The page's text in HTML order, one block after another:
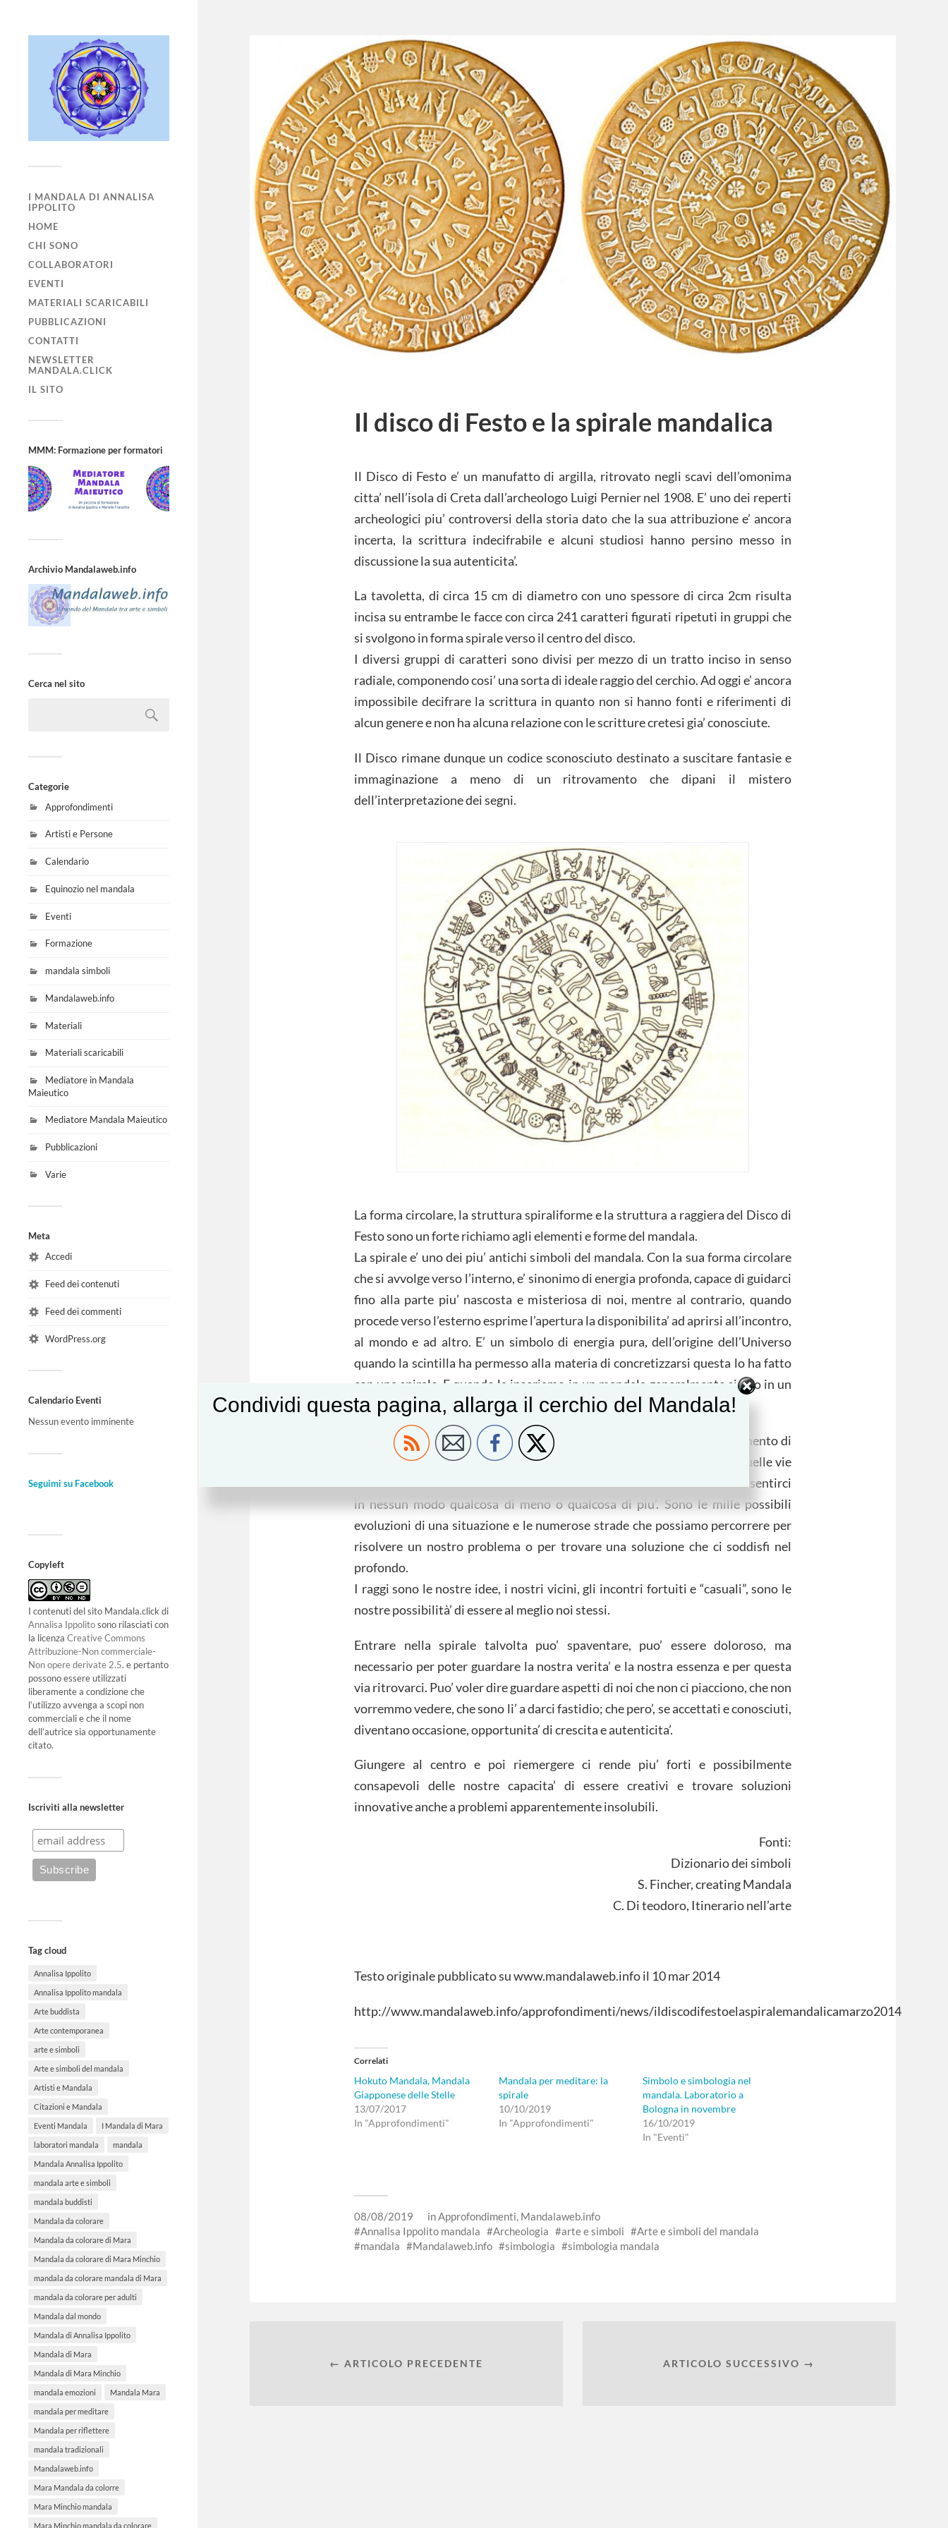
I MANDALA DI ANNALISA
IPPOLITO
HOME
CHI SONO
COLLABORATORI
EVENTI
MATERIALI SCARICABILI
PUBBLICAZIONI
CONTATTI
NEWSLETTER
MANDALA.CLICK
IL SITO
MMM: Formazione per formatori
Archivio Mandalaweb.info
Cerca nel sito
Categorie
Approfondimenti
Artisti e Persone
Calendario
Equinozio nel mandala
Eventi
Formazione
mandala simboli
Mandalaweb.info
Materiali
Materiali scaricabili
Mediatore in Mandala
Maieutico
Mediatore Mandala Maieutico
Pubblicazioni
Varie
Meta
Accedi
Feed dei contenuti
Feed dei commenti
WordPress.org
Calendario Eventi
Nessun evento imminente
Seguimi su Facebook
Copyleft
I contenuti del sito Mandala.click di
Annalisa Ippolitosono rilasciati con
la licenza Creative Commons
Attribuzione-Non commerciale-
Non opere derivate 2.5. e pertanto
possono essere utilizzati
liberamente a condizione che
l’utilizzo avvenga a scopi non
commerciali e che il nome
dell’autrice sia opportunamente
citato.
Iscriviti alla newsletter
Tag cloud
Annalisa Ippolito
Annalisa Ippolito mandala
Arte buddista
Arte contemporanea
arte e simboli
Arte e simboli del mandala
Artisti e Mandala
Citazioni e Mandala
Eventi Mandala I Mandala di Mara
laboratori mandala mandala
Mandala Annalisa Ippolito
mandala arte e simboli
mandala buddisti
Mandala da colorare
Mandala da colorare di Mara
Mandala da colorare di Mara Minchio
mandala da colorare mandala di Mara
mandala da colorare per adulti
Mandala dal mondo
Mandala di Annalisa Ippolito
Mandala di Mara
Mandala di Mara Minchio
mandala emozioni Mandala Mara
mandala per meditare
Mandala per riflettere
mandala tradizionali
Mandalaweb.info
Mara Mandala da colorre
Mara Minchio mandala
Mara Minchio mandala da colorare
Il disco di Festo e la spirale mandalica
Il Disco di Festo e’ un manufatto di argilla, ritrovato negli scavi dell’omonima
citta’ nell’isola di Creta dall’archeologo Luigi Pernier nel 1908. E’ uno dei reperti
archeologici piu’ controversi della storia dato che la sua attribuzione e’ ancora
incerta, la scrittura indecifrabile e alcuni studiosi hanno persino messo in
discussione la sua autenticita’.
La tavoletta, di circa 15 cm di diametro con uno spessore di circa 2cm risulta
incisa su entrambe le facce con circa 241 caratteri figurati ripetuti in gruppi che
si svolgono in forma spirale verso il centro del disco.
I diversi gruppi di caratteri sono divisi per mezzo di un tratto inciso in senso
radiale, componendo cosi’ una sorta di ideale raggio del cerchio. Ad oggi e’ ancora
impossibile decifrare la scrittura in quanto non si hanno fonti e riferimenti di
alcun genere e non ha alcuna relazione con le scritture cretesi gia’ conosciute.
Il Disco rimane dunque un codice sconosciuto destinato a suscitare fantasie e
immaginazione a meno di un ritrovamento che dipani il mistero
dell’interpretazione dei segni.
La forma circolare, la struttura spiraliforme e la struttura a raggiera del Disco di
Festo sono un forte richiamo agli elementi e forme del mandala.
La spirale e’ uno dei piu’ antichi simboli del mandala. Con la sua forma circolare
che si avvolge verso l’interno, e’ sinonimo di energia profonda, capace di guidarci
fino alla parte piu’ nascosta e misteriosa di noi, mentre al contrario, quando
procede verso l’esterno esprime l’apertura la disponibilita’ ad aprirsi all’incontro,
al mondo e ad altro. E’ un simbolo di energia pura, dell’origine dell’Universo
quando la scintilla ha permesso alla materia di concretizzarsi questa lo ha fatto
con una spirale. E quando la inseriamo in un mandala generalmente siamo in un
periodo particolarmente effervescente.
I raggi del cerchio uniscono il centro e la periferia in un continuo movimento di
respiro e scambio garantendo un fluido e armonico movimento. Sono quelle vie
che ci permettono di entrare in contatto con l’esterno, con gli altri senza sentirci
in nessun modo qualcosa di meno o qualcosa di piu’. Sono le mille possibili
evoluzioni di una situazione e le numerose strade che possiamo percorrere per
risolvere un nostro problema o per trovare una soluzione che ci soddisfi nel
profondo.
I raggi sono le nostre idee, i nostri vicini, gli incontri fortuiti e “casuali”, sono le
nostre possibilità’ di essere al meglio noi stessi.
Entrare nella spirale talvolta puo’ spaventare, puo’ essere doloroso, ma
necessario per poter guardare la nostra verita’ e la nostra essenza e per questa
via ritrovarci. Puo’ voler dire guardare aspetti di noi che non ci piacciono, che non
vorremmo vedere, che sono li’ a darci fastidio; che pero’, se accettati e conosciuti,
diventano occasione, opportunita’ di crescita e autenticita’.
Giungere al centro e poi riemergere ci rende piu’ forti e possibilmente
consapevoli delle nostre capacita’ di essere creativi e trovare soluzioni
innovative anche a problemi apparentemente insolubili.
Fonti:
Dizionario dei simboli
S. Fincher, creating Mandala
C. Di teodoro, Itinerario nell’arte
Testo originale pubblicato su www.mandalaweb.info il 10 mar 2014
http://www.mandalaweb.info/approfondimenti/news/ildiscodifestoelaspiralemandalicamarzo2014
Correlati
Hokuto Mandala, Mandala
Giapponese delle Stelle
13/07/2017
In "Approfondimenti"
Mandala per meditare: la
spirale
10/10/2019
In "Approfondimenti"
Simbolo e simbologia nel
mandala. Laboratorio a
Bologna in novembre
16/10/2019
In "Eventi"
08/08/2019 inApprofondimenti, Mandalaweb.info
Annalisa Ippolito mandala
Archeologia arte e simboli
Arte e simboli del mandala
mandala
Mandalaweb.info simbologia simbologia mandala
← ARTICOLO PRECEDENTE ARTICOLO SUCCESSIVO →
Condividi questa pagina, allarga il cerchio del Mandala!